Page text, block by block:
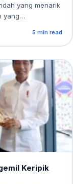
yang menarik
yang…
5 min read
Keripik